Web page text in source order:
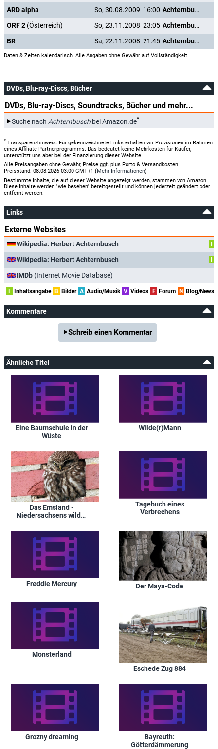
ARD alpha So, 30.08.2009 16:00
Achternbusch
ORF 2 (Österreich) So, 23.11.2008 23:05
Achternbusch
BR
Sa, 22.11.2008 21:45 Achternbusch
Daten & Zeiten kalendarisch. Alle Angaben ohne Gewähr auf Vollständigkeit.
DVDs, Blu-ray-Discs, Bücher
DVDs, Blu-ray-Discs, Soundtracks, Bücher und mehr...
Suche nach Achternbusch bei Amazon.de*
* Transparenzhinweis: Für gekennzeichnete Links erhalten wir Provisionen im Rahmen
eines Affiliate-Partnerprogramms. Das bedeutet keine Mehrkosten für Käufer,
unterstützt uns aber bei der Finanzierung dieser Website.
Alle Preisangaben ohne Gewähr, Preise ggf. plus Porto & Versandkosten.
Preisstand: 08.08.2026 03:00 GMT+1 (Mehr Informationen)
Bestimmte Inhalte, die auf dieser Website angezeigt werden, stammen von Amazon.
Diese Inhalte werden "wie besehen" bereitgestellt und können jederzeit geändert oder
entfernt werden.
Links
Externe Websites
Wikipedia: Herbert Achternbusch
I
Wikipedia: Herbert Achternbusch
I
IMDb (Internet Movie Database)
I Inhaltsangabe B Bilder A Audio/Musik V Videos F Forum N Blog/News
Kommentare
Schreib einen Kommentar
Ähnliche Titel
Eine Baumschule in der
Wüste
Wilde(r)Mann
Das Emsland -
Niedersachsens wilder
Tagebuch eines
Verbrechens
Freddie Mercury Der Maya-Code
Monsterland
Eschede Zug 884
Grozny dreaming
Bayreuth:
Götterdämmerung